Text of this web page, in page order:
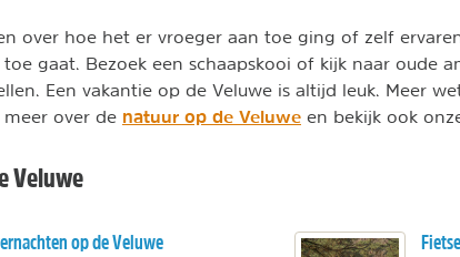
over hoe het er vroeger aan toe ging of zelf
gaat. Bezoek een schaapskooi of kijk naar oude
Een vakantie op de Veluwe is altijd leuk. Meer
meer over de natuur op de Veluwe en bekijk ook
Veluwe
op de Veluwe